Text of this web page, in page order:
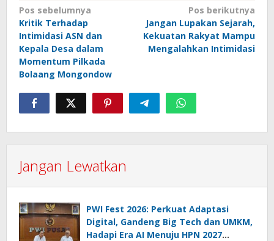
Navigasi
pos
Pos sebelumnya
Kritik Terhadap
Intimidasi ASN dan
Kepala Desa dalam
Momentum Pilkada
Bolaang Mongondow
Pos berikutnya
Jangan Lupakan Sejarah,
Kekuatan Rakyat Mampu
Mengalahkan Intimidasi
Jangan Lewatkan
PWI Fest 2026: Perkuat Adaptasi
Digital, Gandeng Big Tech dan UMKM,
Hadapi Era AI Menuju HPN 2027